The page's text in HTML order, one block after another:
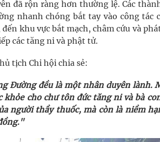
đã rộn ràng hơn thường lệ. Các
nhanh chóng bắt tay vào công tác
khu vực bắt mạch, châm cứu và
các tăng ni và phật tử.
tịch Chi hội chia sẻ:
Đường đều là một nhân duyên lành.
khỏe cho chư tôn đức tăng ni và bà
người thầy thuốc, mà còn là niềm